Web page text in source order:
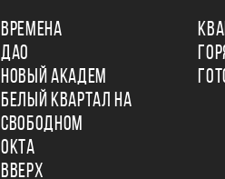
ВРЕМЕНА
ДАО
НОВЫЙ АКАДЕМ
БЕЛЫЙ КВАРТАЛ НА
СВОБОДНОМ
ОКТА
ВВЕРХ